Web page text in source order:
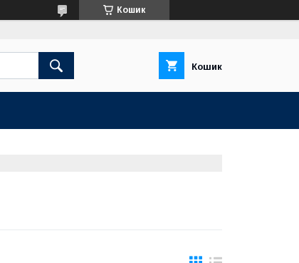
Кошик
Кошик